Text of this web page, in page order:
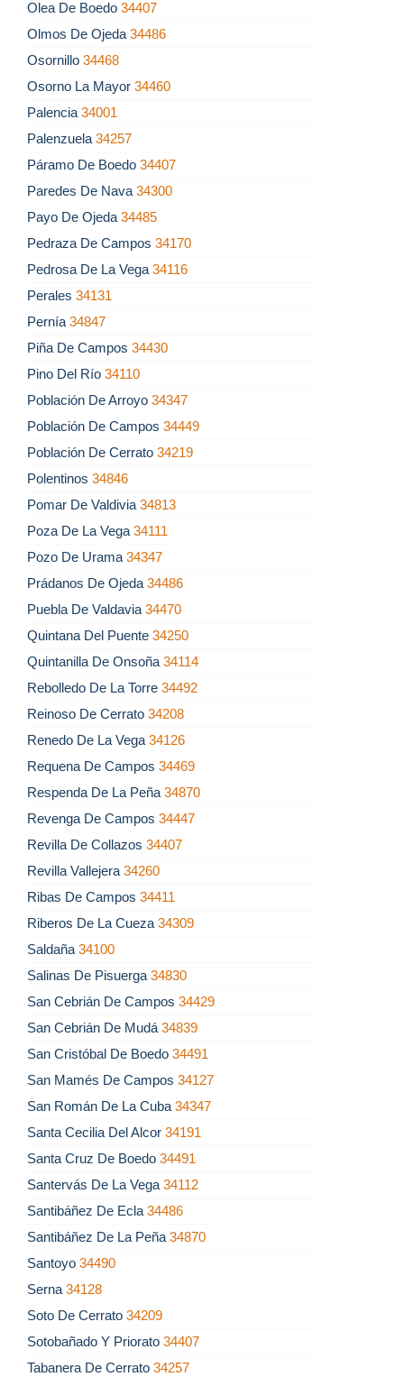
Olea De Boedo 34407
Olmos De Ojeda 34486
Osornillo 34468
Osorno La Mayor 34460
Palencia 34001
Palenzuela 34257
Páramo De Boedo 34407
Paredes De Nava 34300
Payo De Ojeda 34485
Pedraza De Campos 34170
Pedrosa De La Vega 34116
Perales 34131
Pernía 34847
Piña De Campos 34430
Pino Del Río 34110
Población De Arroyo 34347
Población De Campos 34449
Población De Cerrato 34219
Polentinos 34846
Pomar De Valdivia 34813
Poza De La Vega 34111
Pozo De Urama 34347
Prádanos De Ojeda 34486
Puebla De Valdavia 34470
Quintana Del Puente 34250
Quintanilla De Onsoña 34114
Rebolledo De La Torre 34492
Reinoso De Cerrato 34208
Renedo De La Vega 34126
Requena De Campos 34469
Respenda De La Peña 34870
Revenga De Campos 34447
Revilla De Collazos 34407
Revilla Vallejera 34260
Ribas De Campos 34411
Riberos De La Cueza 34309
Saldaña 34100
Salinas De Pisuerga 34830
San Cebrián De Campos 34429
San Cebrián De Mudá 34839
San Cristóbal De Boedo 34491
San Mamés De Campos 34127
San Román De La Cuba 34347
Santa Cecilia Del Alcor 34191
Santa Cruz De Boedo 34491
Santervás De La Vega 34112
Santibáñez De Ecla 34486
Santibáñez De La Peña 34870
Santoyo 34490
Serna 34128
Soto De Cerrato 34209
Sotobañado Y Priorato 34407
Tabanera De Cerrato 34257